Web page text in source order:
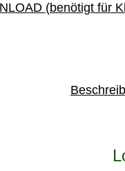
(benötigt für